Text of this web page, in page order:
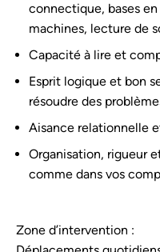
connectique, bases
machines, lecture de
Capacité à lire et
Esprit logique et bon
résoudre des
Aisance relationnelle
Organisation, rigueur
comme dans vos
Zone d’intervention :